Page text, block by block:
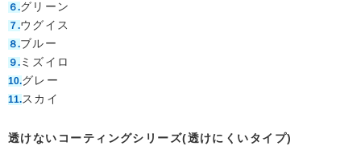
６.グリーン
７.ウグイス
８.ブルー
９. ミズイロ
10.グレー
11.スカイ
透けないコーティングシリーズ(透けにくいタイプ)